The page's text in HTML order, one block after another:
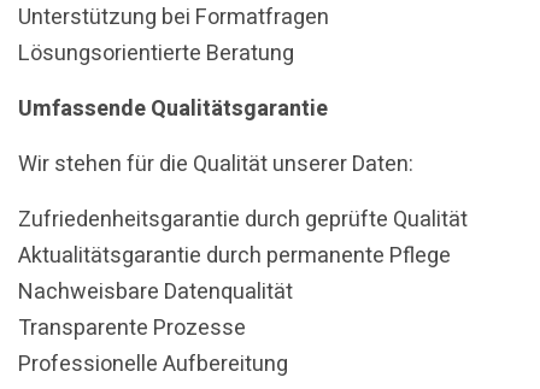
Unterstützung bei Formatfragen
Lösungsorientierte Beratung
Umfassende Qualitätsgarantie
Wir stehen für die Qualität unserer Daten:
Zufriedenheitsgarantie durch geprüfte Qualität
Aktualitätsgarantie durch permanente Pflege
Nachweisbare Datenqualität
Transparente Prozesse
Professionelle Aufbereitung